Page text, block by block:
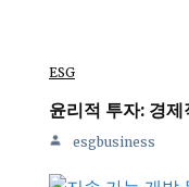
ESG
윤리적 투자: 경
esgbusiness